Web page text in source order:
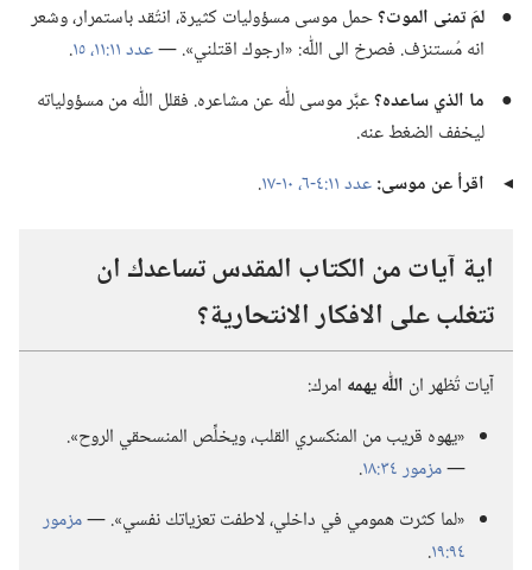
● لمَ تمنى الموت؟‏حمل موسى مسؤوليات كثيرة،‏ انتُقد باستمرار،‏ وشعر
انه مُستنزف.‏ فصرخ الى اللّٰه:‏ «ارجوك اقتلني».‏ —‏عدد ١١:‏١١،‏
‏.‏
● ما الذي ساعده؟‏عبَّر موسى للّٰه عن مشاعره.‏ فقلل اللّٰه من مسؤولياته
ليخفف الضغط عنه.‏
◂
اقرأ عن موسى:‏عدد ١١:‏٤-‏٦،‏ ‏.‏
اية آيات من الكتاب المقدس تساعدك ان
تتغلب على الافكار الانتحارية؟‏
آيات تُظهر ان اللّٰه يهمه امرك:‏
«يهوه قريب من المنكسري القلب،‏ ويخلِّص المنسحقي الروح».‏
—‏مزمور ٣٤:‏١٨
‏.‏
«لما كثرت همومي في داخلي،‏ لاطفت تعزياتك نفسي».‏ —‏مزمور
٩٤:‏١٩ ‏.‏